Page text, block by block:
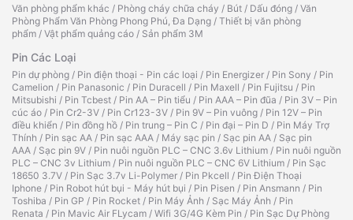
Văn phòng phẩm khác / Phòng cháy chữa cháy / Bút / Dấu đóng / Văn
Phòng Phẩm Văn Phòng Phong Phú, Đa Dạng / Thiết bị văn phòng
phẩm / Vật phẩm quảng cáo / Sản phẩm 3M
Pin Các Loại
Pin dự phòng / Pin điện thoại - Pin các loại / Pin Energizer / Pin Sony / Pin
Camelion / Pin Panasonic / Pin Duracell / Pin Maxell / Pin Fujitsu / Pin
Mitsubishi / Pin Tcbest / Pin AA – Pin tiểu / Pin AAA – Pin đũa / Pin 3V – Pin
cúc áo / Pin Cr2-3V / Pin Cr123-3V / Pin 9V – Pin vuông / Pin 12V – Pin
điều khiển / Pin đồng hồ / Pin trung – Pin C / Pin đại – Pin D / Pin Máy Trợ
Thính / Pin sạc AA / Pin sạc AAA / Máy sạc pin / Sạc pin AA / Sạc pin
AAA / Sạc pin 9V / Pin nuôi nguồn PLC – CNC 3.6v Lithium / Pin nuôi nguồn
PLC – CNC 3v Lithium / Pin nuôi nguồn PLC – CNC 6V Lithium / Pin Sạc
18650 3.7V / Pin Sạc 3.7v Li-Polymer / Pin Pkcell / Pin Điện Thoại
Iphone / Pin Robot hút bụi - Máy hút bụi / Pin Pisen / Pin Ansmann / Pin
Toshiba / Pin GP / Pin Rocket / Pin Máy Ảnh / Sạc Máy Ảnh / Pin
Renata / Pin Mavic Air FLycam / Wifi 3G/4G Kèm Pin / Pin Sạc Dự Phòng